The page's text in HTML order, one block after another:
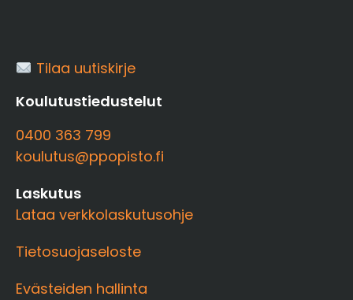
Tilaa uutiskirje
Koulutustiedustelut
0400 363 799
koulutus@ppopisto.fi
Laskutus
Lataa verkkolaskutusohje
Tietosuojaseloste
Evästeiden hallinta